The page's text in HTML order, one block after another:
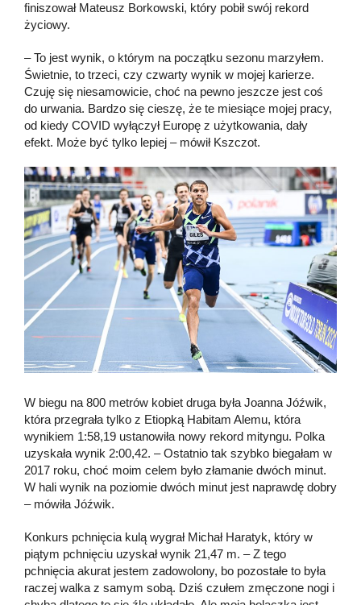
finiszował Mateusz Borkowski, który pobił swój rekord
życiowy.
– To jest wynik, o którym na początku sezonu marzyłem.
Świetnie, to trzeci, czy czwarty wynik w mojej karierze.
Czuję się niesamowicie, choć na pewno jeszcze jest coś
do urwania. Bardzo się cieszę, że te miesiące mojej pracy,
od kiedy COVID wyłączył Europę z użytkowania, dały
efekt. Może być tylko lepiej – mówił Kszczot.
W biegu na 800 metrów kobiet druga była Joanna Jóźwik,
która przegrała tylko z Etiopką Habitam Alemu, która
wynikiem 1:58,19 ustanowiła nowy rekord mityngu. Polka
uzyskała wynik 2:00,42. – Ostatnio tak szybko biegałam w
2017 roku, choć moim celem było złamanie dwóch minut.
W hali wynik na poziomie dwóch minut jest naprawdę dobry
– mówiła Jóźwik.
Konkurs pchnięcia kulą wygrał Michał Haratyk, który w
piątym pchnięciu uzyskał wynik 21,47 m. – Z tego
pchnięcia akurat jestem zadowolony, bo pozostałe to była
raczej walka z samym sobą. Dziś czułem zmęczone nogi i